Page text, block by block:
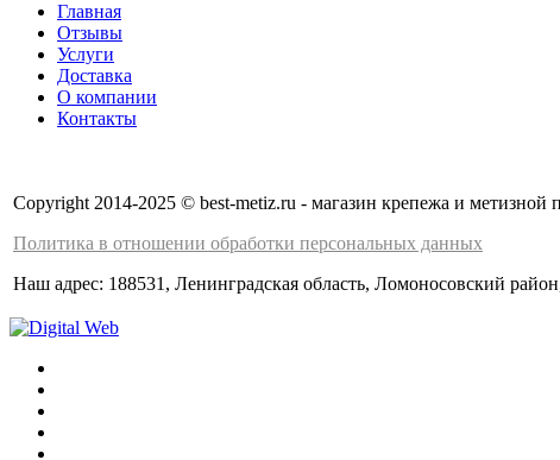
Главная
Отзывы
Услуги
Доставка
О компании
Контакты
Copyright 2014-2025 © best-metiz.ru - магазин крепежа и
Политика в отношении обработки персональных данных
Наш адрес: 188531, Ленинградская область, Ломоносовский